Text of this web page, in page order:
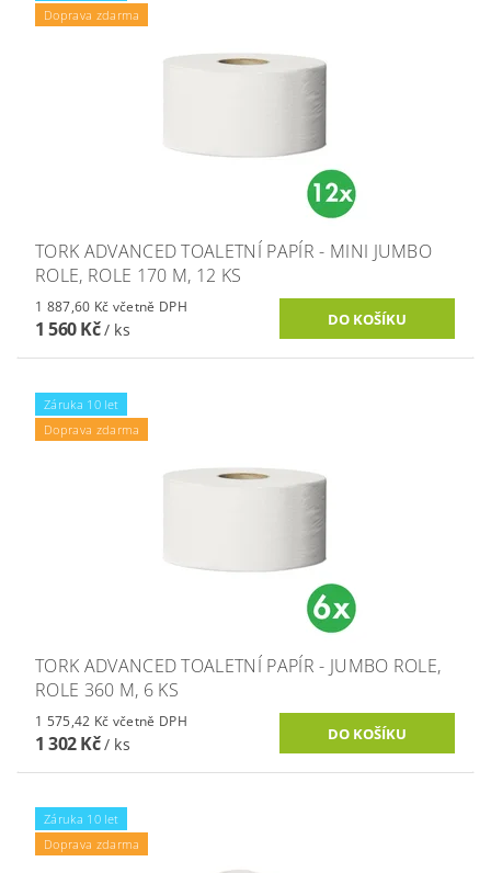
Doprava zdarma
TORK ADVANCED TOALETNÍ PAPÍR - MINI JUMBO
ROLE, ROLE 170 M, 12 KS
1 887,60 Kč včetně DPH
1 560 Kč/ ks
Záruka 10 let
Doprava zdarma
TORK ADVANCED TOALETNÍ PAPÍR - JUMBO ROLE,
ROLE 360 M, 6 KS
1 575,42 Kč včetně DPH
1 302 Kč/ ks
Záruka 10 let
Doprava zdarma